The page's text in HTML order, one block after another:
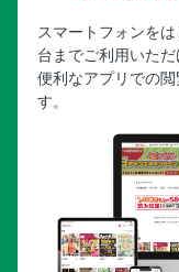
31 佐多岬
32 錦江湾・桜島
［エリア特集］鹿
ドライブ途中に立
九州ドライブ NAVI
北九州MAP
西九州・山口MAP
スマートフォンを
台までご利用いただ
便利なアプリでの
す。